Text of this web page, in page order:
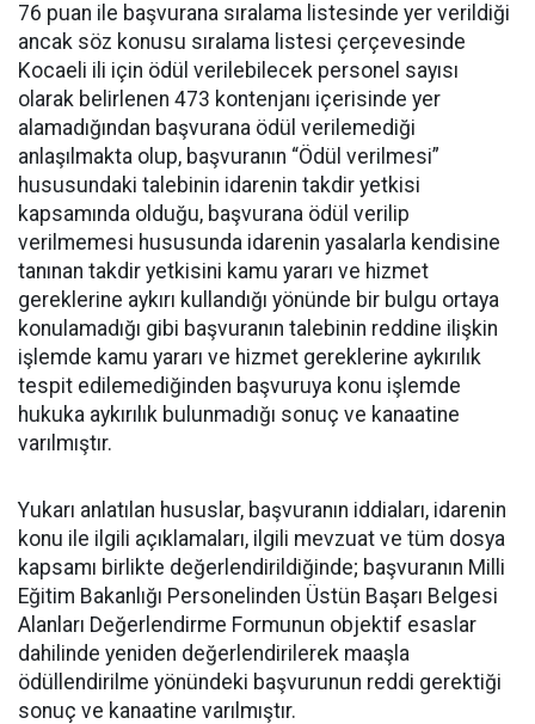
76 puan ile başvurana sıralama listesinde yer verildiği
ancak söz konusu sıralama listesi çerçevesinde
Kocaeli ili için ödül verilebilecek personel sayısı
olarak belirlenen 473 kontenjanı içerisinde yer
alamadığından başvurana ödül verilemediği
anlaşılmakta olup, başvuranın “Ödül verilmesi”
hususundaki talebinin idarenin takdir yetkisi
kapsamında olduğu, başvurana ödül verilip
verilmemesi hususunda idarenin yasalarla kendisine
tanınan takdir yetkisini kamu yararı ve hizmet
gereklerine aykırı kullandığı yönünde bir bulgu ortaya
konulamadığı gibi başvuranın talebinin reddine ilişkin
işlemde kamu yararı ve hizmet gereklerine aykırılık
tespit edilemediğinden başvuruya konu işlemde
hukuka aykırılık bulunmadığı sonuç ve kanaatine
varılmıştır.
Yukarı anlatılan hususlar, başvuranın iddiaları, idarenin
konu ile ilgili açıklamaları, ilgili mevzuat ve tüm dosya
kapsamı birlikte değerlendirildiğinde; başvuranın Milli
Eğitim Bakanlığı Personelinden Üstün Başarı Belgesi
Alanları Değerlendirme Formunun objektif esaslar
dahilinde yeniden değerlendirilerek maaşla
ödüllendirilme yönündeki başvurunun reddi gerektiği
sonuç ve kanaatine varılmıştır.